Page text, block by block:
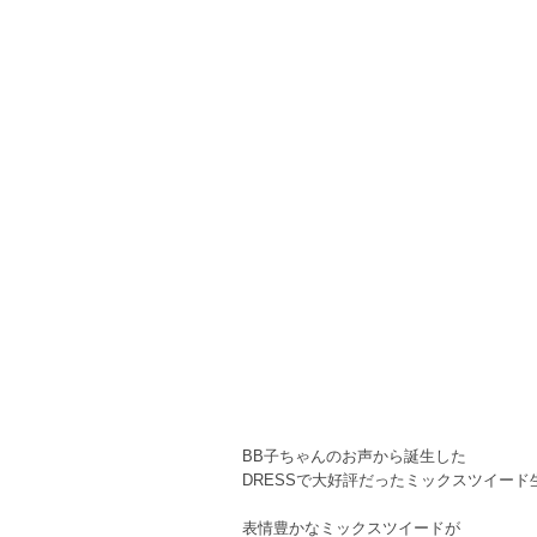
BB子ちゃんのお声から誕生した
DRESSで大好評だったミックスツイー
表情豊かなミックスツイードが